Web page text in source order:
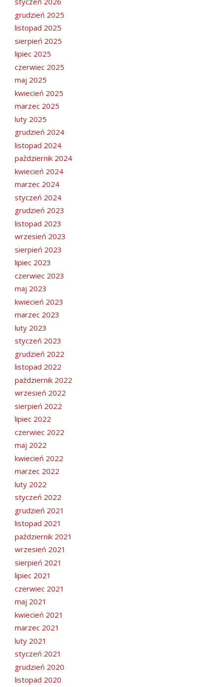
grudzień 2025
listopad 2025
sierpień 2025
lipiec 2025
czerwiec 2025
maj 2025
kwiecień 2025
marzec 2025
luty 2025
grudzień 2024
listopad 2024
październik 2024
kwiecień 2024
marzec 2024
styczeń 2024
grudzień 2023
listopad 2023
wrzesień 2023
sierpień 2023
lipiec 2023
czerwiec 2023
maj 2023
kwiecień 2023
marzec 2023
luty 2023
styczeń 2023
grudzień 2022
listopad 2022
październik 2022
wrzesień 2022
sierpień 2022
lipiec 2022
czerwiec 2022
maj 2022
kwiecień 2022
marzec 2022
luty 2022
styczeń 2022
grudzień 2021
listopad 2021
październik 2021
wrzesień 2021
sierpień 2021
lipiec 2021
czerwiec 2021
maj 2021
kwiecień 2021
marzec 2021
luty 2021
styczeń 2021
grudzień 2020
listopad 2020